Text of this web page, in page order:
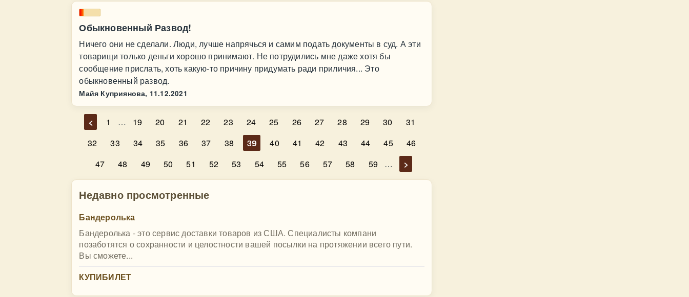
Обыкновенный Развод!
Ничего они не сделали. Люди, лучше напрячься и самим подать документы в суд. А эти
товарищи только деньги хорошо принимают. Не потрудились мне даже хотя бы
сообщение прислать, хоть какую-то причину придумать ради приличия... Это
обыкновенный развод.
Майя Куприянова, 11.12.2021
< 1 … 19 20 21 22 23 24 25 26 27 28 29 30
31
32
33 34 35 36 37 38 39 40 41 42 43 44 45
46
47
48 49 50 51 52 53 54 55 56 57 58 59 … >
Недавно просмотренные
Бандеролька
Бандеролька - это сервис доставки товаров из США. Специалисты компани
позаботятся о сохранности и целостности вашей посылки на протяжении всего пути.
Вы сможете...
КУПИБИЛЕТ